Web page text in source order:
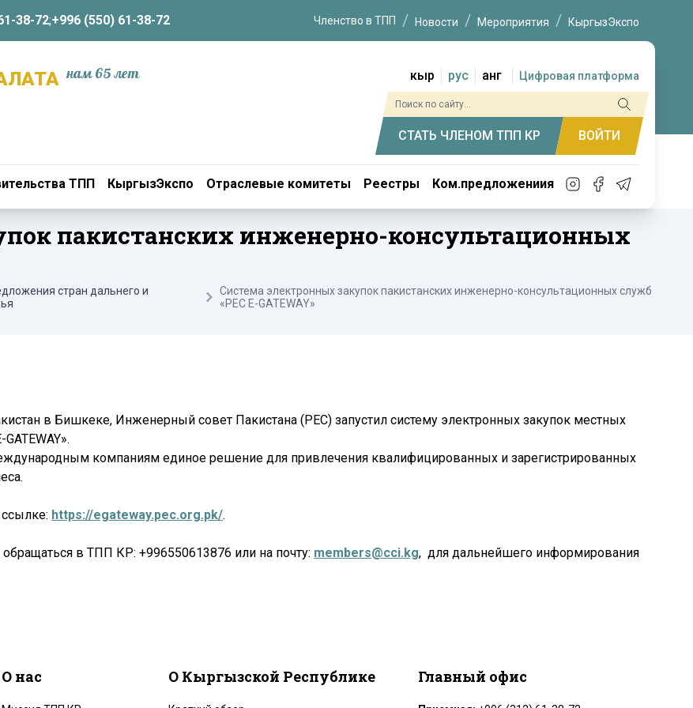
38-72;+996 (550) 61-38-72 Членство в ТПП Новости Мероприятия КыргызЭкспо
нам 65 лет кыр рус анг Цифровая платформа
СТАТЬ ЧЛЕНОМ ТПП КР ВОЙТИ
ТПП КыргызЭкспо Отраслевые комитеты Реестры Ком.предложениия
пакистанских инженерно-консультационных
стран дальнего и
Система электронных закупок пакистанских инженерно-консультационных служб
«РЕС E-GATEWAY»
в Бишкеке, Инженерный совет Пакистана (РЕС) запустил систему электронных закупок местных
компаниям единое решение для привлечения квалифицированных и зарегистрированных
https://egateway.pec.org.pk/.
в ТПП КР: +996550613876 или на почту: members@cci.kg, для дальнейшего информирования
О нас О Кыргызской Республике Главный офис